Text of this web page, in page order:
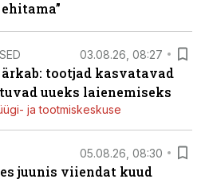
03.08.26, 08:27
tootjad kasvatavad
uueks laienemiseks
ja tootmiskeskuse
05.08.26, 08:30
juunis viiendat kuud